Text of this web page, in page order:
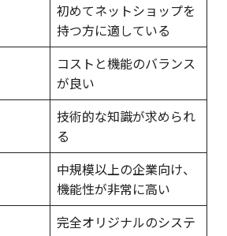
初めてネットショップを
持つ方に適している
コストと機能のバランス
が良い
技術的な知識が求められ
る
中規模以上の企業向け、
機能性が非常に高い
完全オリジナルのシステ